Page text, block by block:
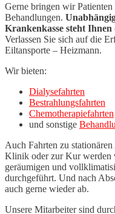
Gerne bringen wir
Behandlungen.
Krankenkasse steht
Verlassen Sie sich auf die
Eiltansporte – Heizmann.
Wir bieten:
Dialysefahrten
Bestrahlungsfahrten
Chemotherapiefahrten
und sonstige
Auch Fahrten zu
Klinik oder zur Kur werden
geräumigen und
durchgeführt. Und nach
auch gerne wieder ab.
Unsere Mitarbeiter sind